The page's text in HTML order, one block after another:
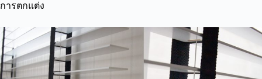
การตกแต่ง